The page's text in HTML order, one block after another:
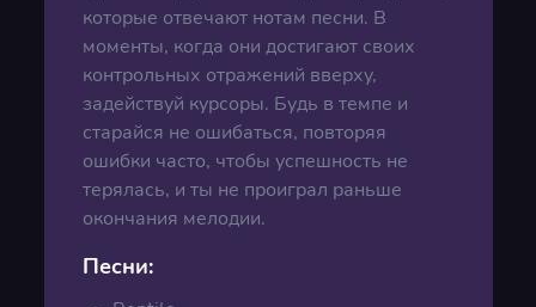
которые отвечают нотам песни. В
моменты, когда они достигают своих
контрольных отражений вверху,
задействуй курсоры. Будь в темпе и
старайся не ошибаться, повторяя
ошибки часто, чтобы успешность не
терялась, и ты не проиграл раньше
окончания мелодии.
Песни: